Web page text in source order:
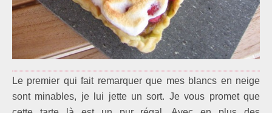
Le premier qui fait remarquer que mes blancs en neige
sont minables, je lui jette un sort. Je vous promet que